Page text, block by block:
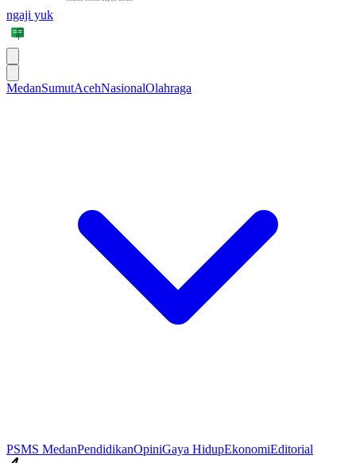
ngaji yuk
MedanSumutAcehNasionalOlahraga
PSMS MedanPendidikanOpiniGaya HidupEkonomiEditorial